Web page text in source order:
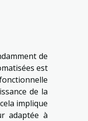
de
est
de la
implique
adaptée à